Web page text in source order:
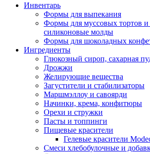
Инвентарь
Формы для выпекания
Формы для муссовых тортов
силиконовые молды
Формы для шоколадных
Ингредиенты
Глюкозный сироп, сахарная
Дрожжи
Желирующие вещества
Загустители и стабилизаторы
Маршмэллоу и савоярди
Начинки, крема, конфитюры
Орехи и стружки
Пасты и топпинги
Пищевые красители
Гелевые красители
Смеси хлебобулочные и